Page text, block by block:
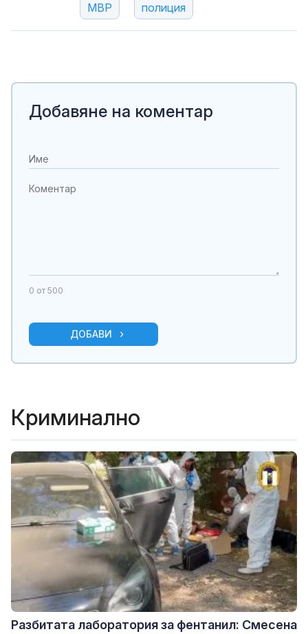
МВР полиция
Добавяне на коментар
0 от 500
ДОБАВИ
Криминално
Разбитата лаборатория за фентанил: Смесена